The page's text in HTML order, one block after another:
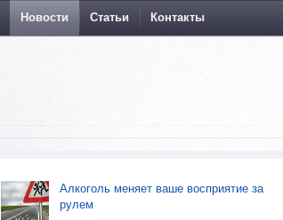
Новости Статьи Контакты
Алкоголь меняет ваше восприятие за
рулем